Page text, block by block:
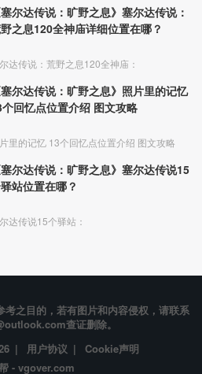
塞尔达传说：旷野之息》塞尔达传说：
之息120全神庙详细位置在哪？
达传说：荒野之息120全神庙：
塞尔达传说：旷野之息》照片里的记忆
个回忆点位置介绍 图文攻略
里的记忆 13个回忆点位置介绍 图文攻略
塞尔达传说：旷野之息》塞尔达传说15
站位置在哪？
达传说15个驿站：
之目的，若有图片和内容侵权，请联系
查证删除。
| 用户协议 | Cookie声明
- vgover.com